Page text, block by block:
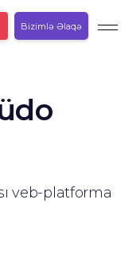
Bizimlə Əlaqə
veb-platforma